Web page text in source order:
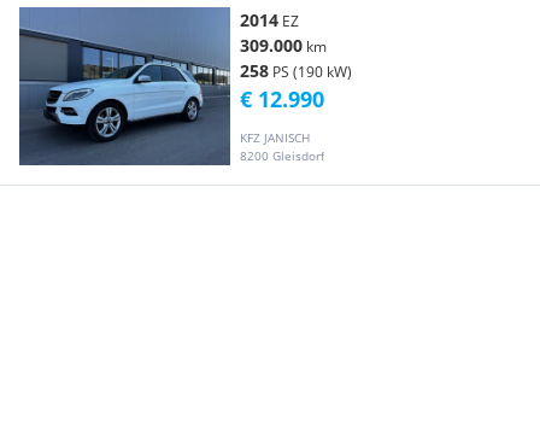
2014 EZ
309.000 km
258 PS (190 kW)
KFZ JANISCH
8200 Gleisdorf
€ 12.990